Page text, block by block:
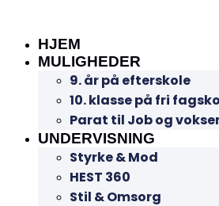
HJEM
MULIGHEDER
9. år på efterskole
10. klasse på fri
Parat til Job og
UNDERVISNING
Styrke & Mod
HEST 360
Stil & Omsorg